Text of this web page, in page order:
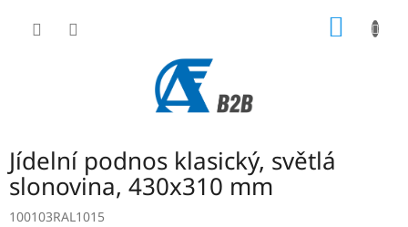
Jídelní podnos klasický, světlá
slonovina, 430x310 mm
100103RAL1015